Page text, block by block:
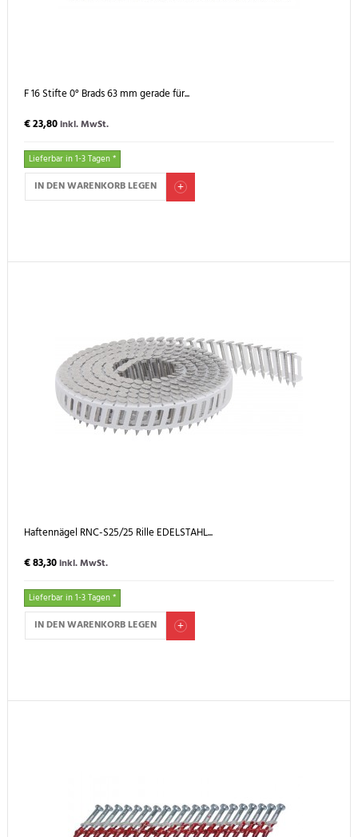
F 16 Stifte 0° Brads 63 mm gerade für...
€ 23,80inkl. MwSt.
Lieferbar in 1-3 Tagen *
IN DEN WARENKORB LEGEN
Haftennägel RNC-S25/25 Rille EDELSTAHL...
€ 83,30inkl. MwSt.
Lieferbar in 1-3 Tagen *
IN DEN WARENKORB LEGEN